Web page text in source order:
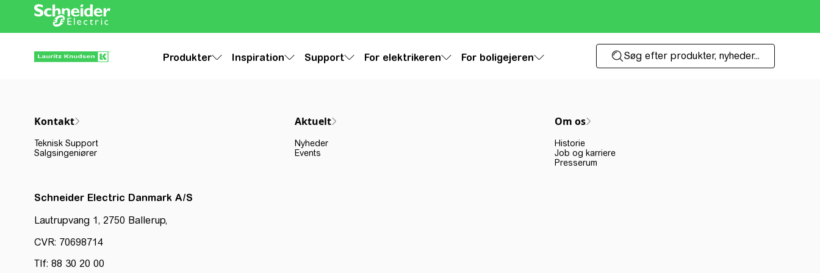
Produkter Inspiration Support For elektrikeren For boligejeren Søg efter produkter, nyheder...
Kontakt
Teknisk Support
Salgsingeniører
Aktuelt
Nyheder
Events
Om os
Historie
Job og karriere
Presserum
Schneider Electric Danmark A/S
Lautrupvang 1, 2750 Ballerup,
CVR: 70698714
Tlf: 88 30 20 00